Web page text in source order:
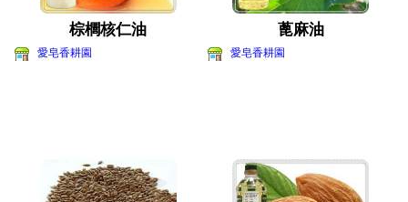
棕櫚核仁油
愛皂香耕園
蓖麻油
愛皂香耕園